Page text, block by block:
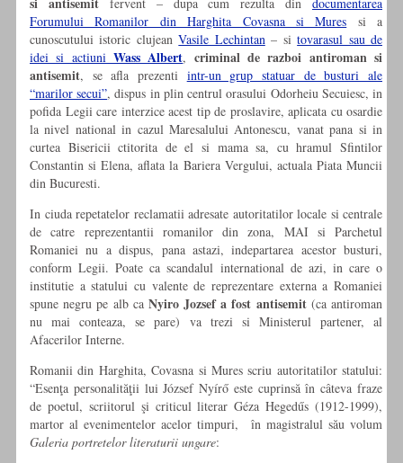
Forumului Romanilor din Harghita Covasna si Mures si a
cunoscutului istoric clujeanVasile Lechintan– sitovarasul sau de
idei si actiuni Wass Albert, criminal de razboi antiroman si
antisemit, se afla prezenti intr-un grup statuar de busturi ale
“marilor secui”, dispus in plin centrul orasului Odorheiu Secuiesc, in
pofida Legii care interzice acest tip de proslavire, aplicata cu osardie
la nivel national in cazul Maresalului Antonescu, vanat pana si in
curtea Bisericii ctitorita de el si mama sa, cu hramul Sfintilor
Constantin si Elena, aflata la Bariera Vergului, actuala Piata Muncii
din Bucuresti.
In ciuda repetatelor reclamatii adresate autoritatilor locale si centrale
de catre reprezentantii romanilor din zona, MAI si Parchetul
Romaniei nu a dispus, pana astazi, indepartarea acestor busturi,
conform Legii. Poate ca scandalul international de azi, in care o
institutie a statului cu valente de reprezentare externa a Romaniei
spune negru pe alb ca Nyiro Jozsef a fost antisemit(ca antiroman
nu mai conteaza, se pare) va trezi si Ministerul partener, al
Afacerilor Interne.
Romanii din Harghita, Covasna si Mures scriu autoritatilor statului:
“Esenţa personalităţii lui József Nyírő este cuprinsă în câteva fraze
de poetul, scriitorul şi criticul literar Géza Hegedűs (1912-1999),
martor al evenimentelor acelor timpuri, în magistralul său volum
Galeria portretelor literaturii ungare: